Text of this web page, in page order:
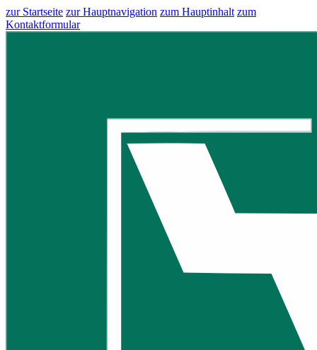
zur Startseite zur Hauptnavigation zum Hauptinhalt zum
Kontaktformular